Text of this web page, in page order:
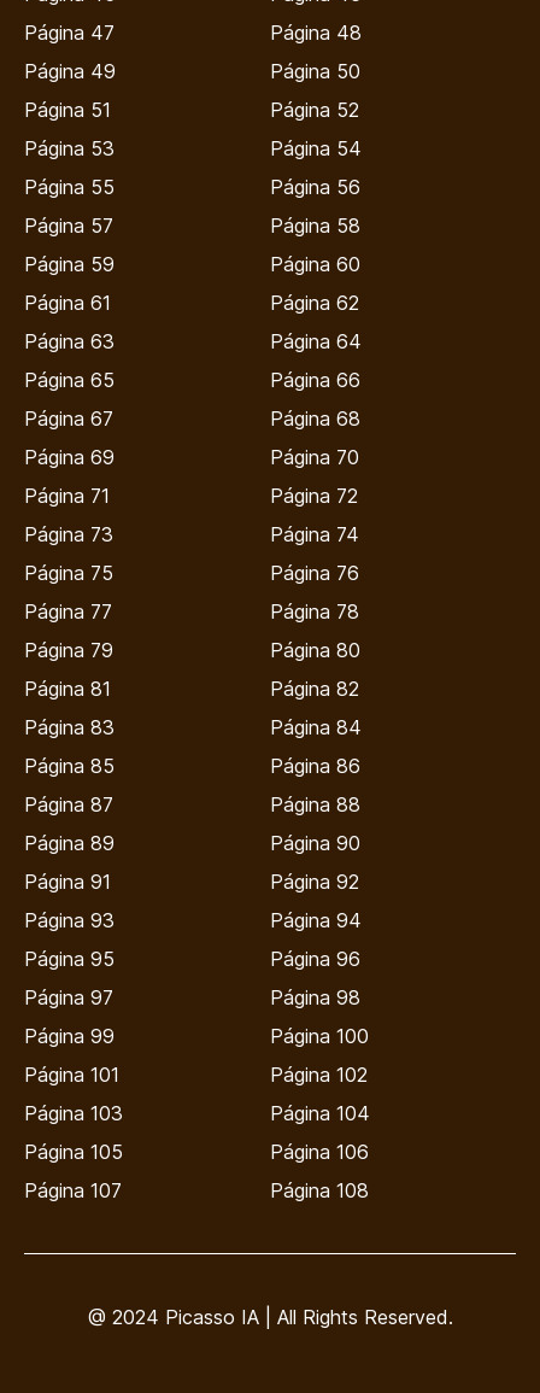
Página 47
Página 48
Página 49
Página 50
Página 51
Página 52
Página 53
Página 54
Página 55
Página 56
Página 57
Página 58
Página 59
Página 60
Página 61
Página 62
Página 63
Página 64
Página 65
Página 66
Página 67
Página 68
Página 69
Página 70
Página 71
Página 72
Página 73
Página 74
Página 75
Página 76
Página 77
Página 78
Página 79
Página 80
Página 81
Página 82
Página 83
Página 84
Página 85
Página 86
Página 87
Página 88
Página 89
Página 90
Página 91
Página 92
Página 93
Página 94
Página 95
Página 96
Página 97
Página 98
Página 99
Página 100
Página 101
Página 102
Página 103
Página 104
Página 105
Página 106
Página 107
Página 108
@ 2024 Picasso IA | All Rights Reserved.